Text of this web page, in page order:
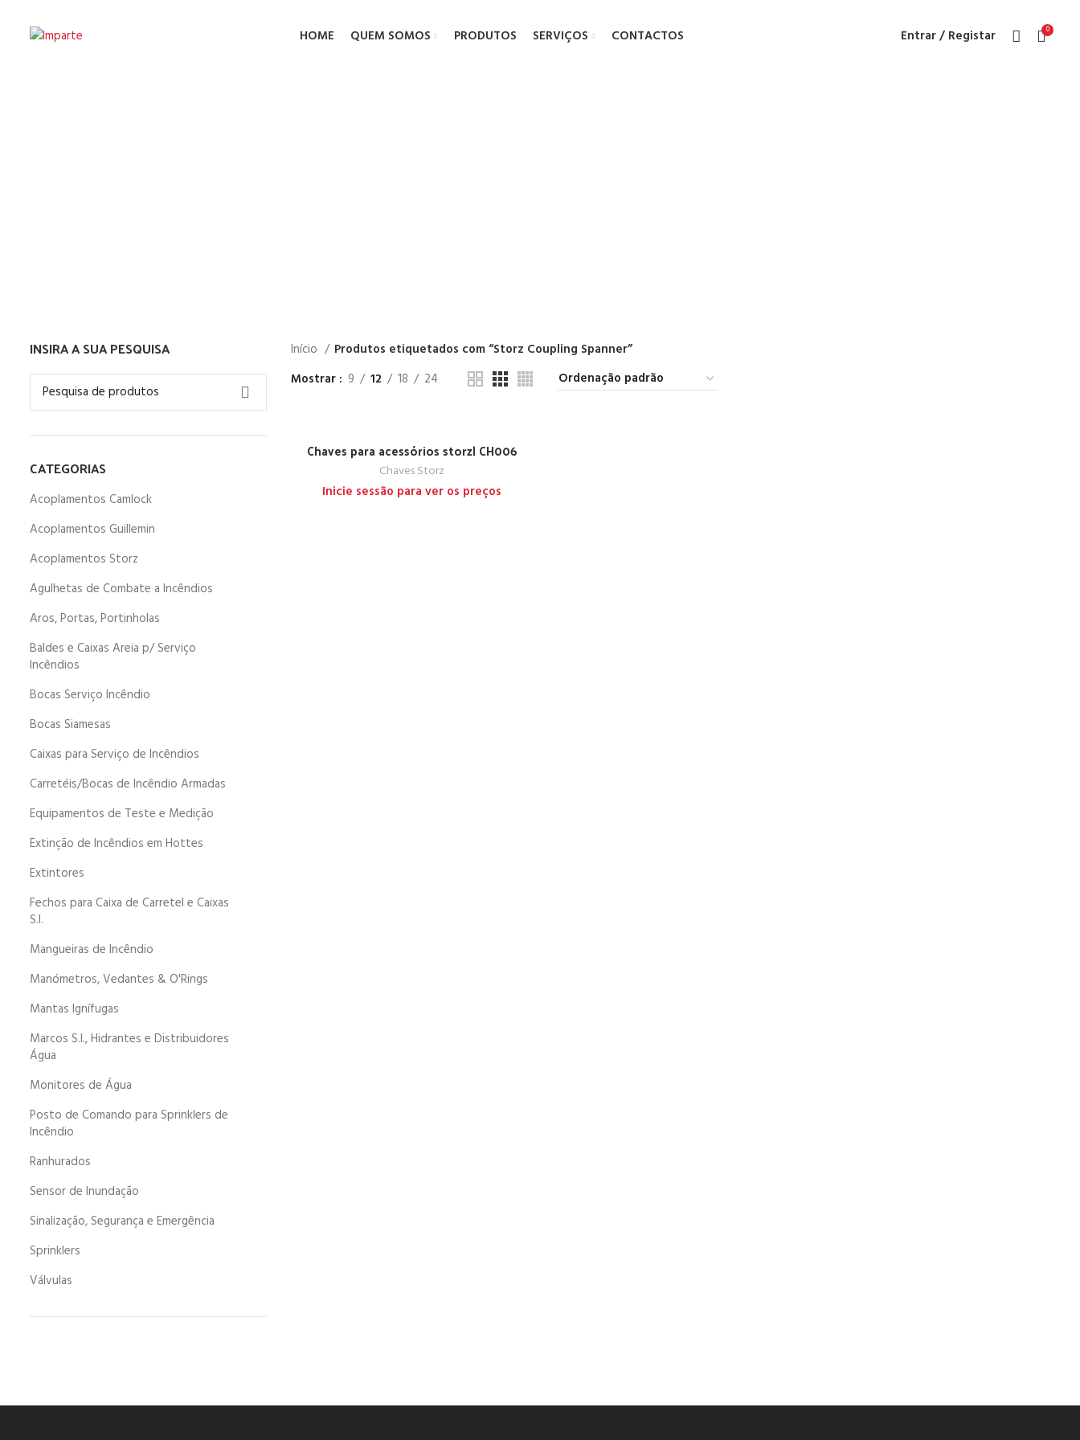
HOME QUEM SOMOS PRODUTOS SERVIÇOS CONTACTOS Entrar / Registar 0
INSIRA A SUA PESQUISA
CATEGORIAS
Acoplamentos Camlock
Acoplamentos Guillemin
Acoplamentos Storz
Agulhetas de Combate a Incêndios
Aros, Portas, Portinholas
Baldes e Caixas Areia p/ Serviço
Incêndios
Bocas Serviço Incêndio
Bocas Siamesas
Caixas para Serviço de Incêndios
Carretéis/Bocas de Incêndio Armadas
Equipamentos de Teste e Medição
Extinção de Incêndios em Hottes
Extintores
Fechos para Caixa de Carretel e Caixas
S.I.
Mangueiras de Incêndio
Manómetros, Vedantes & O'Rings
Mantas Ignífugas
Marcos S.I., Hidrantes e Distribuidores
Água
Monitores de Água
Posto de Comando para Sprinklers de
Incêndio
Ranhurados
Sensor de Inundação
Sinalização, Segurança e Emergência
Sprinklers
Válvulas
Início
Produtos etiquetados com “Storz Coupling Spanner”
Mostrar
9 12 18 24
Chaves para acessórios storz| CH006
Chaves Storz
Inicie sessão para ver os preços